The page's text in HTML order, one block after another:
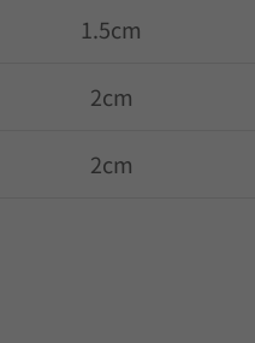
1.5cm
2cm
2cm